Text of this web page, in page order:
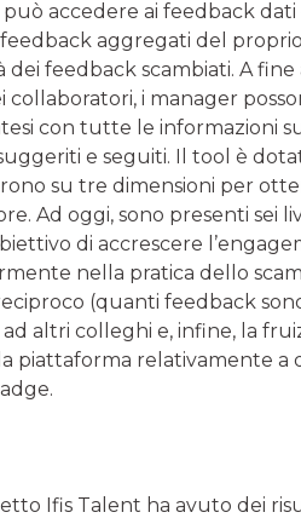
accedere ai feedback
aggregati del
dei feedback scambiati. A
i manager
con tutte le informazioni
e seguiti. Il tool è
su tre dimensioni per
Ad oggi, sono presenti
di accrescere
nella pratica dello
(quanti feedback
altri colleghi e, infine, la
piattaforma relativamente a
Ifis Talent ha avuto dei